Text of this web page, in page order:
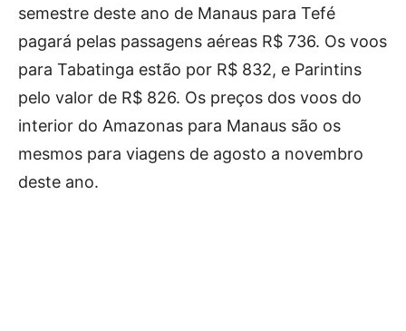
semestre deste ano de Manaus para Tefé
pagará pelas passagens aéreas R$ 736. Os voos
para Tabatinga estão por R$ 832, e Parintins
pelo valor de R$ 826. Os preços dos voos do
interior do Amazonas para Manaus são os
mesmos para viagens de agosto a novembro
deste ano.